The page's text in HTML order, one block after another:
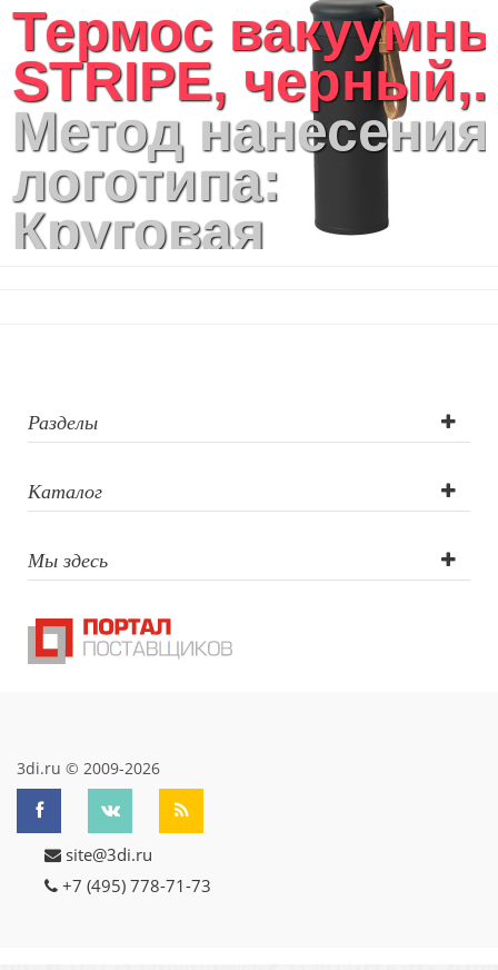
Термос
STRIPE,
Метод нанесения
логотипа:
Круговая
поверхностях,
Сигнальный
образец УФ DTF,
Лазерная
гравировка
больше 5 см2,
образец
блинтовое,
Круговая УФ -
Разделы
Каталог
Мы здесь
3di.ru © 2009-2026
site@3di.ru
+7 (495) 778-71-73